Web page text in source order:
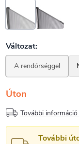
Úton
További
További